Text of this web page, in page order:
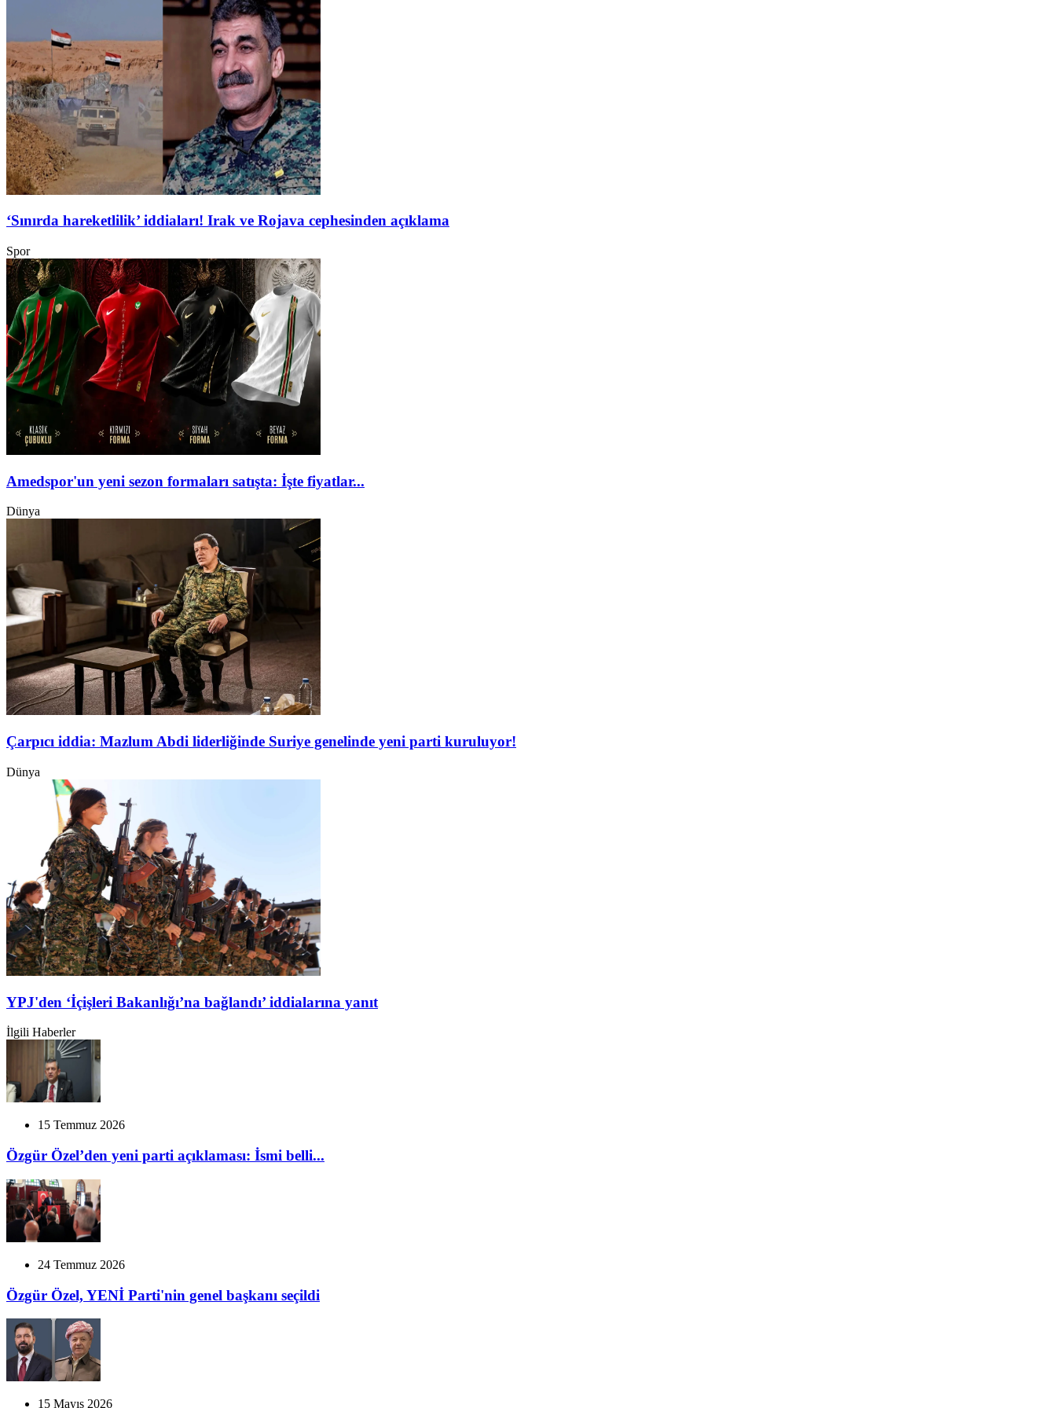
‘Sınırda hareketlilik’ iddiaları! Irak ve Rojava cephesinden açıklama
Spor
Amedspor'un yeni sezon formaları satışta: İşte fiyatlar...
Dünya
Çarpıcı iddia: Mazlum Abdi liderliğinde Suriye genelinde yeni parti kuruluyor!
Dünya
YPJ'den ‘İçişleri Bakanlığı’na bağlandı’ iddialarına yanıt
İlgili Haberler
15 Temmuz 2026
Özgür Özel’den yeni parti açıklaması: İsmi belli...
24 Temmuz 2026
Özgür Özel, YENİ Parti'nin genel başkanı seçildi
15 Mayıs 2026